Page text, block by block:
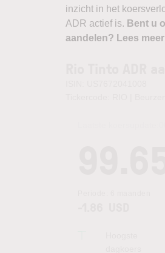
inzicht in het
ADR actief is. Bent u
aandelen? Lees